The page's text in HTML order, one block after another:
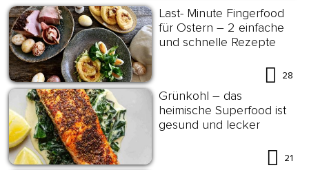
Last- Minute Fingerfood
für Ostern – 2 einfache
und schnelle Rezepte
28
Grünkohl – das
heimische Superfood ist
gesund und lecker
21